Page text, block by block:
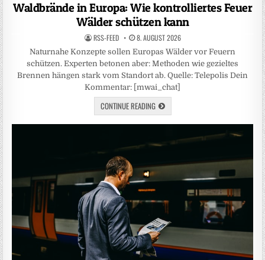
Waldbrände in Europa: Wie kontrolliertes Feuer
Wälder schützen kann
RSS-FEED 8. AUGUST 2026
Naturnahe Konzepte sollen Europas Wälder vor Feuern
schützen. Experten betonen aber: Methoden wie gezieltes
Brennen hängen stark vom Standort ab. Quelle: Telepolis Dein
Kommentar: [mwai_chat]
CONTINUE READING